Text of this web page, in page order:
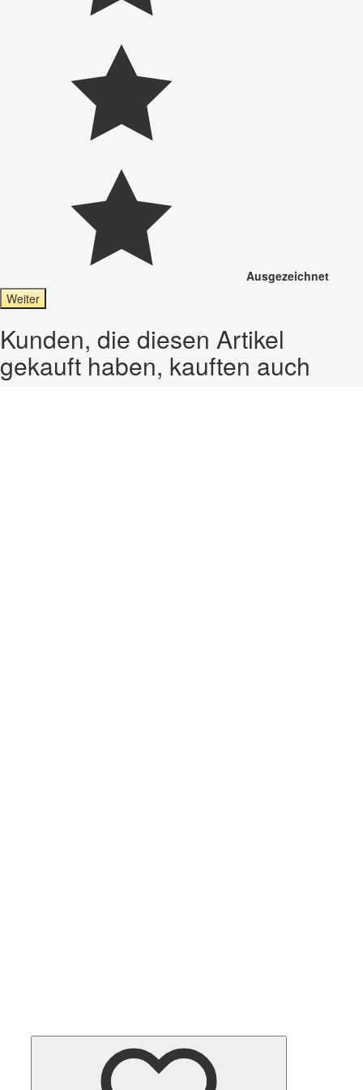
Ausgezeichnet
Weiter
Kunden, die diesen Artikel
gekauft haben, kauften auch